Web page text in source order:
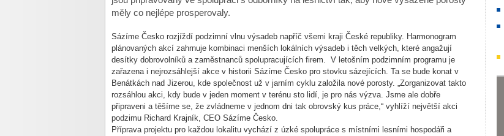
měly co nejlépe prosperovaly.
Sázíme Česko rozjíždí podzimní vlnu výsadeb napříč všemi kraji České republiky. Harmonogram
plánovaných akcí zahrnuje kombinaci menších lokálních výsadeb i těch velkých, které angažují
desítky dobrovolníků a zaměstnanců spolupracujících firem. V letošním podzimním programu je
zařazena i nejrozsáhlejší akce v historii Sázíme Česko pro stovku sázejících. Ta se bude konat v
Benátkách nad Jizerou, kde společnost už v jarním cyklu založila nové porosty. „Zorganizovat takto
rozsáhlou akci, kdy bude v jeden moment v terénu sto lidí, je pro nás výzva. Jsme ale dobře
připraveni a těšíme se, že zvládneme v jednom dni tak obrovský kus práce,“ vyhlíží největší akci
podzimu Richard Krajník, CEO Sázíme Česko.
Příprava projektu pro každou lokalitu vychází z úzké spolupráce s místními lesními hospodáři a